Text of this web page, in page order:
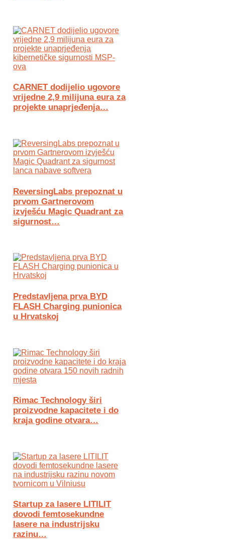
CARNET dodijelio ugovore
vrijedne 2,9 milijuna eura za
projekte unaprjeđenja…
ReversingLabs prepoznat u
prvom Gartnerovom
izvješću Magic Quadrant za
sigurnost…
Predstavljena prva BYD
FLASH Charging punionica
u Hrvatskoj
Rimac Technology širi
proizvodne kapacitete i do
kraja godine otvara…
Startup za lasere LITILIT
dovodi femtosekundne
lasere na industrijsku
razinu…